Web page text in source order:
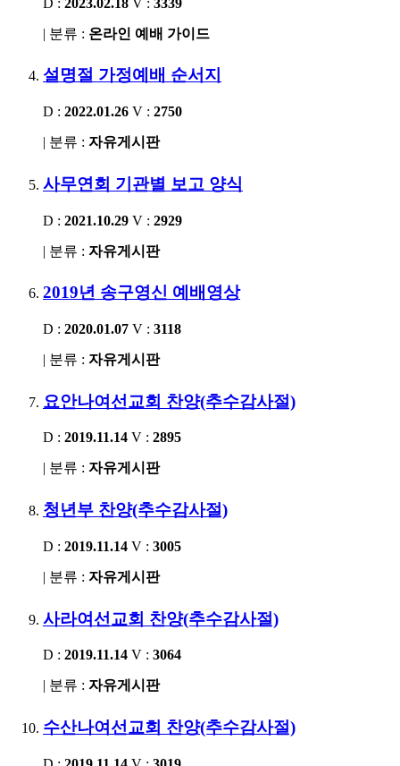
| 분류 : 온라인 예배 가이드
설명절 가정예배 순서지
D : 2022.01.26 V : 2750
| 분류 : 자유게시판
사무연회 기관별 보고 양식
D : 2021.10.29 V : 2929
| 분류 : 자유게시판
2019년 송구영신 예배영상
D : 2020.01.07 V : 3118
| 분류 : 자유게시판
요안나여선교회 찬양(추수감사절)
D : 2019.11.14 V : 2895
| 분류 : 자유게시판
청년부 찬양(추수감사절)
D : 2019.11.14 V : 3005
| 분류 : 자유게시판
사라여선교회 찬양(추수감사절)
D : 2019.11.14 V : 3064
| 분류 : 자유게시판
수산나여선교회 찬양(추수감사절)